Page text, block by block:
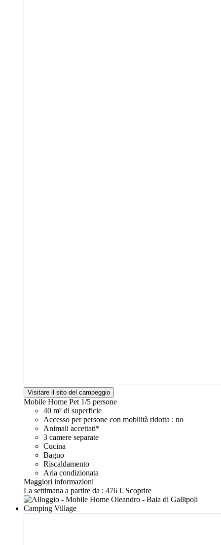
Visitare il sito del campeggio
Mobile Home Pet 1/5 persone
40 m² di superficie
Accesso per persone con mobilità ridotta : no
Animali accettati*
3 camere separate
Cucina
Bagno
Riscaldamento
Aria condizionata
Maggiori informazioni
La settimana a partire da : 476 € Scoprire